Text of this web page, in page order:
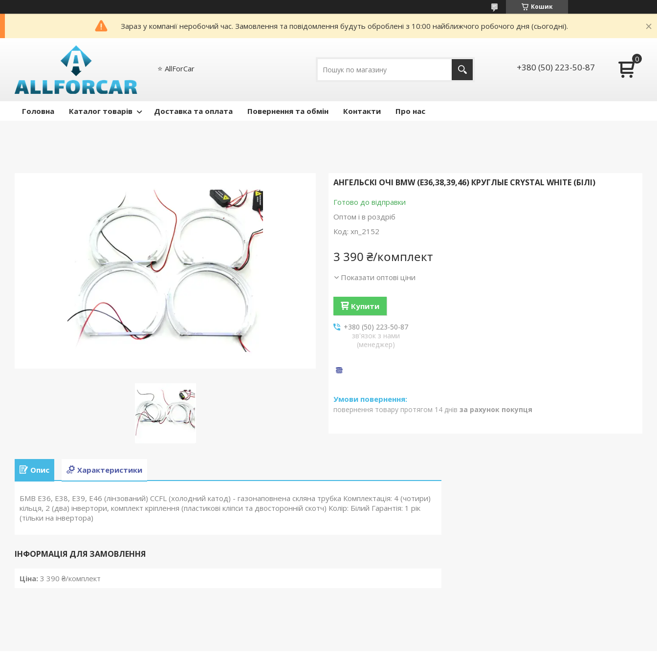
Кошик
Зараз у компанії неробочий час. Замовлення та повідомлення будуть оброблені з 10:00 найближчого робочого дня (сьогодні).
⭐️ AllForCar +380 (50) 223-50-87
Головна Каталог товарів Доставка та оплата Повернення та обмін Контакти Про нас
АНГЕЛЬСКІ ОЧІ BMW (E36,38,39,46) КРУГЛЫЕ CRYSTAL WHITE (БІЛІ)
Готово до відправки
Оптом і в роздріб
Код: xn_2152
3 390 ₴/комплект
Показати оптові ціни
Купити
+380 (50) 223-50-87
зв'язок з нами
(менеджер)
повернення товару протягом 14 днів за рахунок покупця
Опис Характеристики
БМВ Е36, Е38, Е39, Е46 (лінзований) CCFL (холодний катод) - газонаповнена скляна трубка Комплектація: 4 (чотири)
кільця, 2 (два) інвертори, комплект кріплення (пластикові кліпси та двосторонній скотч) Колір: Білий Гарантія: 1 рік
(тільки на інвертора)
ІНФОРМАЦІЯ ДЛЯ ЗАМОВЛЕННЯ
Ціна: 3 390 ₴/комплект